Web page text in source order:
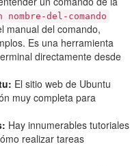
nombre-del-comando
manual del comando,
Es una herramienta
directamente desde
El sitio web de Ubuntu
muy completa para
Hay innumerables tutoriales
realizar tareas